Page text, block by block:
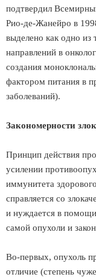
подтвердил
Рио-де-Жанейро в
выделено как одно из
направлений в
создания
фактором питания в
заболеваний).
Закономерности
Принцип действия
усилении
иммунитета
справляется со
и нуждается в
самой опухоли и
Во-первых, опухоль
отличие (степень